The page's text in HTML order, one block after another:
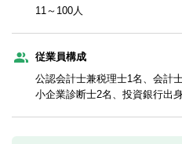
11～100人
従業員構成
公認会計士兼税理士1名、会計
小企業診断士2名、投資銀行出